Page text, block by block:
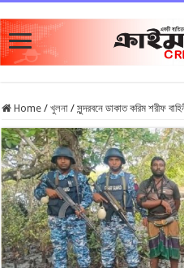
Home / খুলনা / সুন্দরবনে ডাকাত করিম শরীফ